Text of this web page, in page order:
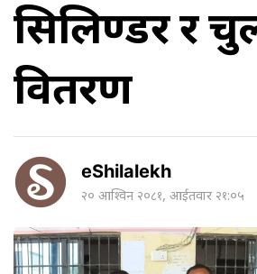
सिलिण्डर र
वितरण
eShilalekh
२० आश्विन २०८१, आईतवार २१:०५